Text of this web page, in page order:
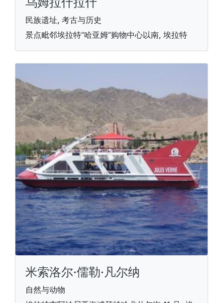
民族遗址, 考古与历史
景点毗邻埃拉特“哈亚姆”购物中心以南, 埃拉特
米索洛尔·儒勒·凡尔纳
自然与动物